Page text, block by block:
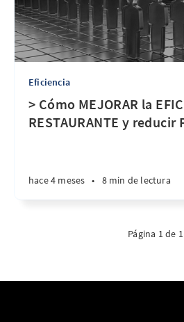
Eficiencia
> Cómo MEJORAR la
RESTAURANTE y reducir
hace 4 meses • 8 min de lectura
Página 1 de 1